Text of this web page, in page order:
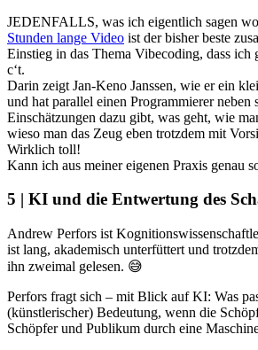
JEDENFALLS, was ich eigentlich sagen
Stunden lange Video ist der bisher beste
Einstieg in das Thema Vibecoding, dass ich
c‘t.
Darin zeigt Jan-Keno Janssen, wie er ein
und hat parallel einen Programmierer neben
Einschätzungen dazu gibt, was geht, wie
wieso man das Zeug eben trotzdem mit
Wirklich toll!
Kann ich aus meiner eigenen Praxis genau
5 | KI und die Entwertung des
Andrew Perfors ist
ist lang, akademisch unterfüttert und
ihn zweimal gelesen. 😅
Perfors fragt sich – mit Blick auf KI: Was
(künstlerischer) Bedeutung, wenn die
Schöpfer und Publikum durch eine